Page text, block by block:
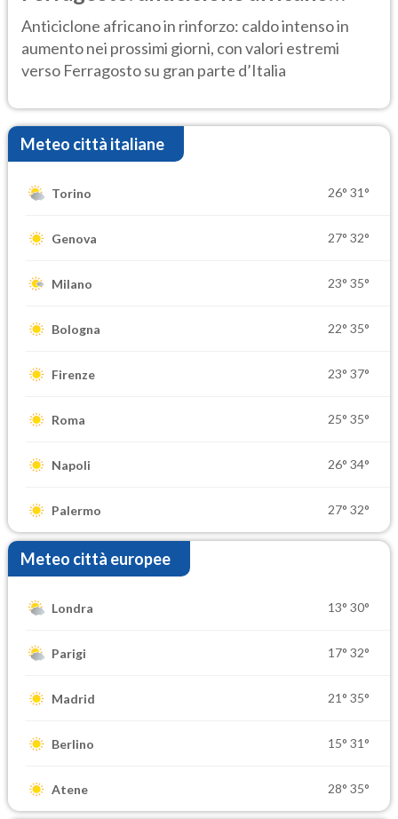
ancora protagonista
Anticiclone africano in rinforzo: caldo intenso in
aumento nei prossimi giorni, con valori estremi
verso Ferragosto su gran parte d’Italia
Meteo città italiane
Torino 26° 31°
Genova 27° 32°
Milano 23° 35°
Bologna 22° 35°
Firenze 23° 37°
Roma 25° 35°
Napoli 26° 34°
Palermo 27° 32°
Meteo città europee
Londra 13° 30°
Parigi 17° 32°
Madrid 21° 35°
Berlino 15° 31°
Atene 28° 35°